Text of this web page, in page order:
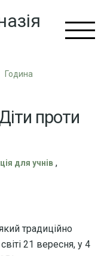
Година
проти
для учнів ,
традиційно
21 вересня, у 4